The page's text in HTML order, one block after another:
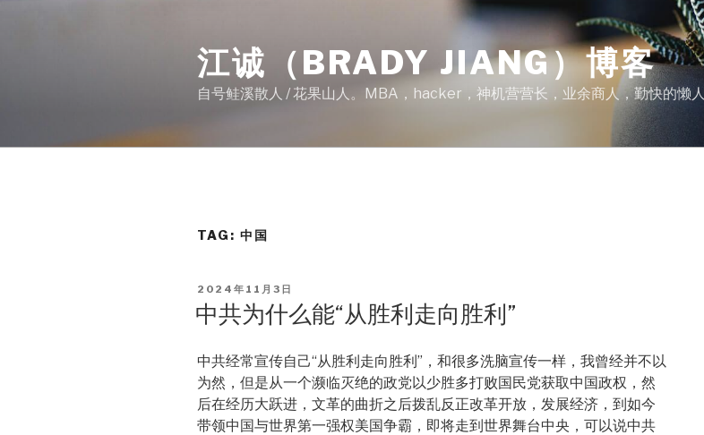
江诚（BRADY JIANG）博客
自号鲑溪散人 / 花果山人。MBA，hacker，神机营营长，业余商人，勤快的懒人
TAG: 中国
POSTED
ON
2024年11月3日
中共为什么能“从胜利走向胜利”
中共经常宣传自己“从胜利走向胜利”，和很多洗脑宣传一样，我曾经并不以
为然，但是从一个濒临灭绝的政党以少胜多打败国民党获取中国政权，然
后在经历大跃进，文革的曲折之后拨乱反正改革开放，发展经济，到如今
带领中国与世界第一强权美国争霸，即将走到世界舞台中央，可以说中共